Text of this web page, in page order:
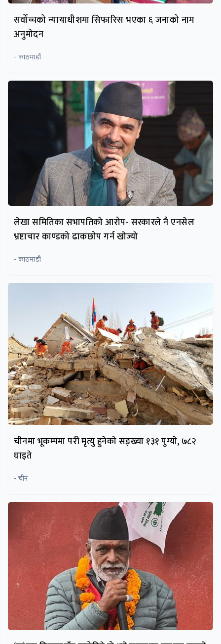
सर्वोच्चको न्यायाधीशमा सिफारिस भएका ६ जनाको नाम
अनुमोदन
- काठमाडौं
लेखा समितिका सभापतिकाे आरोप- सरकारले नै एनसेल
भ्रष्टाचार काण्डको ढाकछोप गर्न खाेज्याे
- काठमाडौं
चीनमा भूकम्पमा परी मृत्यु हुनेको सङ्ख्या १३१ पुग्याे, ७८२
घाइते
- चीन